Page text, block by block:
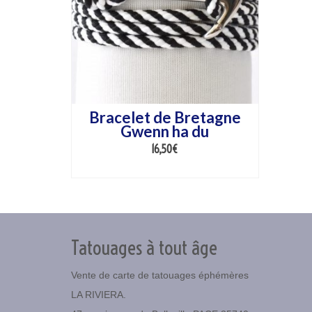
Bracelet de Bretagne
Gwenn ha du
16,50€
Tatouages à tout âge
Vente de carte de tatouages éphémères
LA RIVIERA.